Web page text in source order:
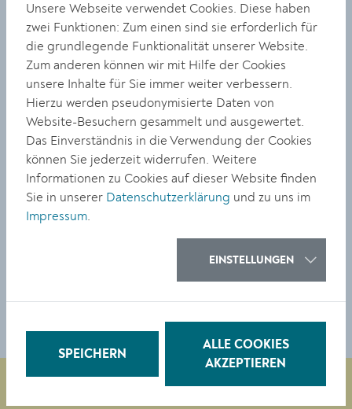
„Wir freuen uns über das große Interesse an unseren
Schnuppertickets. Es zeigt, dass der öffentliche
Verkehr für immer mehr Menschen eine attraktive
Alternative darstellt“, so Mobilitätsstadträtin Alexandra
Ambrosch.
Die Schnuppertickets können bequem online unter
www.krems.at/schnupperticketreserviert werden. Pro
Person ist eine Nutzung von maximal drei Tagen pro
Jahr möglich. Die Ausgabe und Rückgabe der Tickets
erfolgt über die Bürgerservicestelle im Rathaus.
Unsere Webseite verwendet Cookies. Diese haben
zwei Funktionen: Zum einen sind sie erforderlich für
die grundlegende Funktionalität unserer Website.
Zum anderen können wir mit Hilfe der Cookies
unsere Inhalte für Sie immer weiter verbessern.
Hierzu werden pseudonymisierte Daten von
Website-Besuchern gesammelt und ausgewertet.
Das Einverständnis in die Verwendung der Cookies
können Sie jederzeit widerrufen. Weitere
Informationen zu Cookies auf dieser Website finden
Sie in unserer Datenschutzerklärung und zu uns im
Impressum.
EINSTELLUNGEN
SPEICHERN
ALLE COOKIES
AKZEPTIEREN